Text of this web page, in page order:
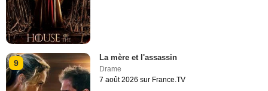
9
La mère et l'assassin
Drame
7 août 2026 sur France.TV